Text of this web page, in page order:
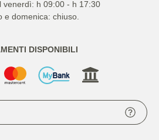
venerdì: h 09:00 - h 17:30
e domenica: chiuso.
DISPONIBILI